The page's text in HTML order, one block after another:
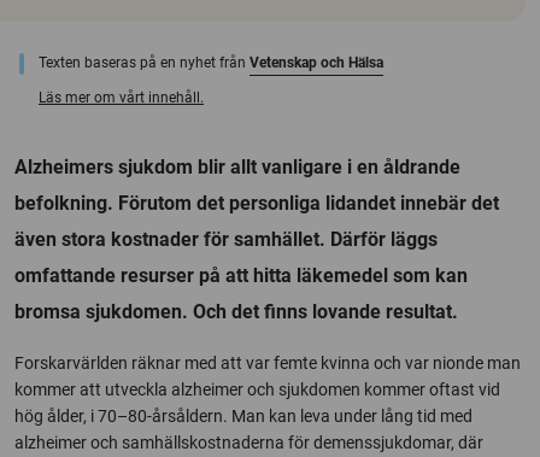
Texten baseras på en nyhet från Vetenskap och Hälsa
Läs mer om vårt innehåll.
Alzheimers sjukdom blir allt vanligare i en åldrande
befolkning. Förutom det personliga lidandet innebär det
även stora kostnader för samhället. Därför läggs
omfattande resurser på att hitta läkemedel som kan
bromsa sjukdomen. Och det finns lovande resultat.
Forskarvärlden räknar med att var femte kvinna och var nionde man
kommer att utveckla alzheimer och sjukdomen kommer oftast vid
hög ålder, i 70–80-årsåldern. Man kan leva under lång tid med
alzheimer och samhällskostnaderna för demenssjukdomar, där